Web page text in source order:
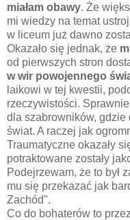
miałam obawy. Że
mi wiedzy na temat
w liceum już dawno
Okazało się jednak, że
od pierwszych stron
w wir powojennego
laikowi w tej kwestii,
rzeczywistości.
dla szabrowników,
świat. A raczej jak
Traumatyczne okazały
potraktowane zostały
Podejrzewam, że to był
mu się przekazać jak
Zachód".
Co do bohaterów to